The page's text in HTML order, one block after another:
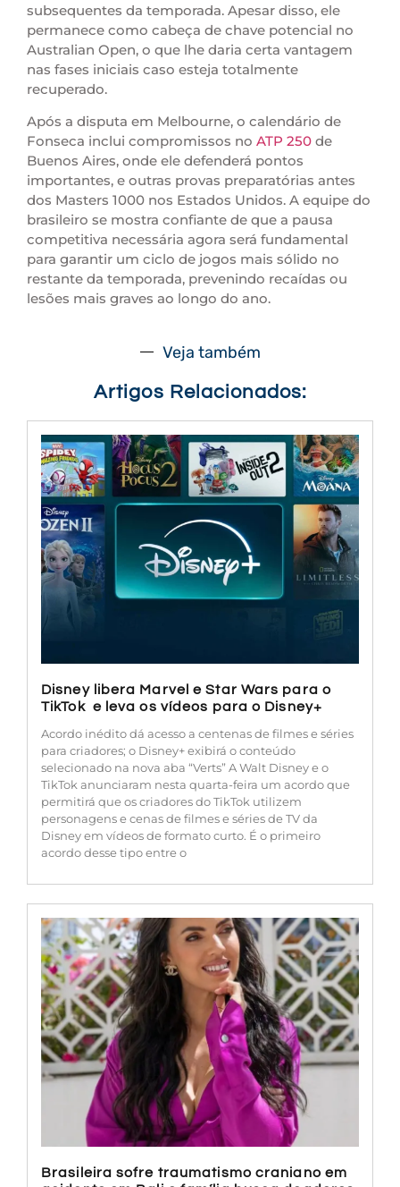
subsequentes da temporada. Apesar disso, ele
permanece como cabeça de chave potencial no
Australian Open, o que lhe daria certa vantagem
nas fases iniciais caso esteja totalmente
recuperado.
Após a disputa em Melbourne, o calendário de
Fonseca inclui compromissos no ATP 250 de
Buenos Aires, onde ele defenderá pontos
importantes, e outras provas preparatórias antes
dos Masters 1000 nos Estados Unidos. A equipe do
brasileiro se mostra confiante de que a pausa
competitiva necessária agora será fundamental
para garantir um ciclo de jogos mais sólido no
restante da temporada, prevenindo recaídas ou
lesões mais graves ao longo do ano.
Veja também
Artigos Relacionados:
Disney libera Marvel e Star Wars para o
TikTok e leva os vídeos para o Disney+
Acordo inédito dá acesso a centenas de filmes e séries
para criadores; o Disney+ exibirá o conteúdo
selecionado na nova aba “Verts” A Walt Disney e o
TikTok anunciaram nesta quarta-feira um acordo que
permitirá que os criadores do TikTok utilizem
personagens e cenas de filmes e séries de TV da
Disney em vídeos de formato curto. É o primeiro
acordo desse tipo entre o
Brasileira sofre traumatismo craniano em